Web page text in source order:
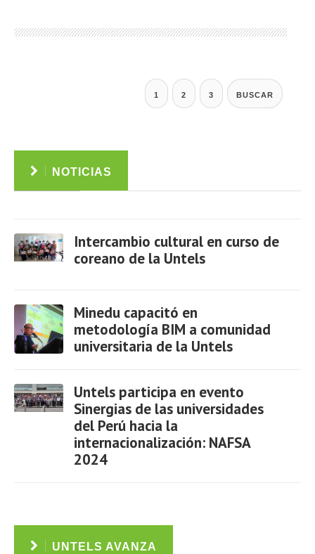
1 2 3 BUSCAR
NOTICIAS
Ver
Intercambio cultural en curso de
coreano de la Untels
Minedu capacitó en
metodología BIM a comunidad
universitaria de la Untels
Untels participa en evento
Sinergias de las universidades
del Perú hacia la
internacionalización: NAFSA
2024
UNTELS AVANZA